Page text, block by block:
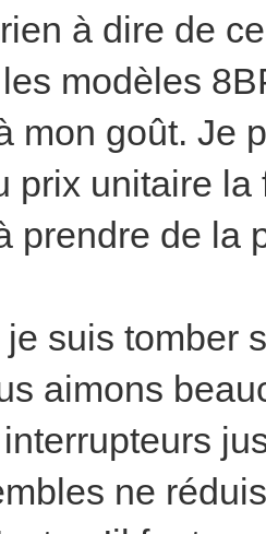
à dire de
modèles
mon goût. Je
prix unitaire
prendre de la
suis tomber
aimons
ne